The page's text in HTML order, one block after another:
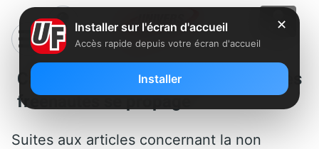
Canalsat Nouveau : la grogne des
freenautes se propage
Suites aux articles concernant la non
✕
Installer sur l'écran d'accueil
Accès rapide depuis votre écran d'accueil
Installer